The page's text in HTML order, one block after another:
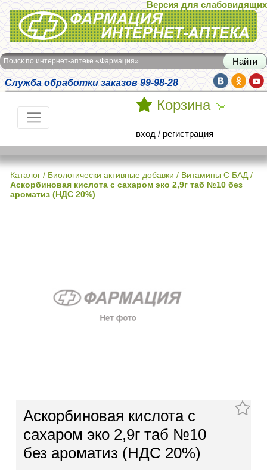
Интернет-аптека Фармация
Версия для слабовидящих
Поиск по интернет-аптеке «Фармация»
Служба обработки заказов 99-98-28
Корзина
вход / регистрация
Каталог / Биологически активные добавки / Витамины С БАД /
Аскорбиновая кислота с сахаром эко 2,9г таб №10 без
ароматиз (НДС 20%)
Аскорбиновая кислота с
сахаром эко 2,9г таб №10
без ароматиз (НДС 20%)